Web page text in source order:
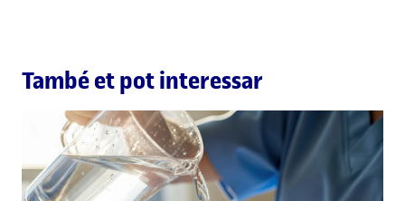
També et pot interessar